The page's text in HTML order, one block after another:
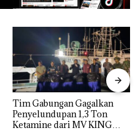
Tim Gabungan Gagalkan
Penyelundupan 1,3 Ton
Ketamine dari MV KING